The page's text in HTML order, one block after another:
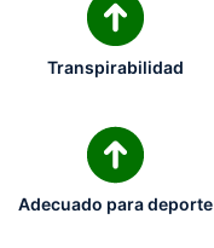
Transpirabilidad
Adecuado para deporte